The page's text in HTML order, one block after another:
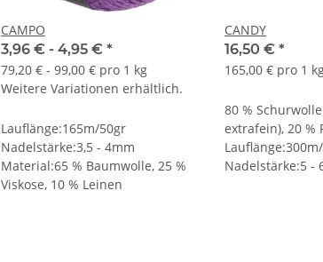
CAMPO
3,96 € - 4,95 € *
79,20 € - 99,00 € pro 1 kg
Weitere Variationen erhältlich.
Lauflänge:165m/50gr
Nadelstärke:3,5 - 4mm
Material:65 % Baumwolle, 25 %
Viskose, 10 % Leinen
CANDY
16,50 € *
165,00 € pro 1
80 %
extrafein), 20 %
Nadelstärke:5 -